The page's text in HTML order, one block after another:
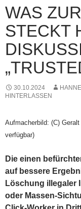
WAS
STECKT
30.10.2024
HINTERLASSEN
Aufmacherbild: (C)
verfügbar)
Die einen
auf bessere
Löschung illegaler
oder Massen-